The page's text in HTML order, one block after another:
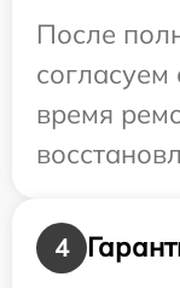
После
согласуем
время
4